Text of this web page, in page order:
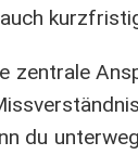
zentrale
du